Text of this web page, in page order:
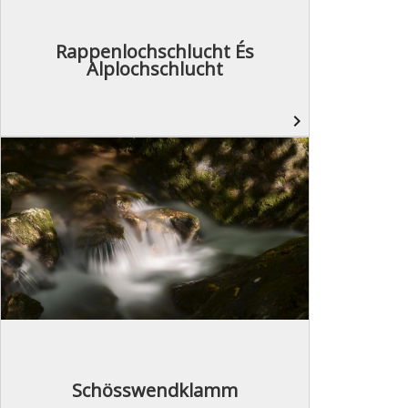
Rappenlochschlucht És
Alplochschlucht
navigate_next
Schösswendklamm